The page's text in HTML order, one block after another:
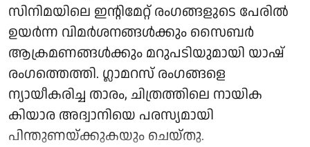
സിനിമയിലെ ഇന്റിമേറ്റ് രംഗങ്ങളുടെ പേരിൽ
ഉയർന്ന വിമർശനങ്ങൾക്കും സൈബർ
ആക്രമണങ്ങൾക്കും മറുപടിയുമായി യാഷ്
രംഗത്തെത്തി. ഗ്ലാമറസ് രംഗങ്ങളെ
ന്യായീകരിച്ച താരം, ചിത്രത്തിലെ നായിക
കിയാര അദ്വാനിയെ പരസ്യമായി
പിന്തുണയ്ക്കുകയും ചെയ്തു.